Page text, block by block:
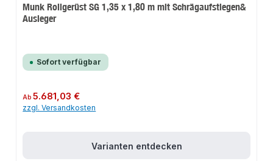
Munk Rollgerüst SG 1,35 x 1,80 m mit Schrägaufstiegen&
Ausleger
Sofort verfügbar
Regulärer Preis:
Ab5.681,03 €
zzgl. Versandkosten
Varianten entdecken